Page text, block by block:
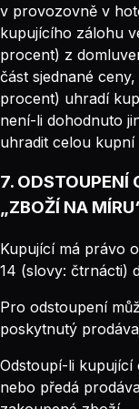
v provozovně v
kupujícího zálohu
procent) z
část sjednané
procent) uhradí
není-li dohodnuto
uhradit celou kupní
7. ODSTOUPENÍ
„ZBOŽÍ NA
Kupující má právo
14 (slovy: čtrnácti)
Pro odstoupení
poskytnutý
Odstoupí-li kupující
nebo předá